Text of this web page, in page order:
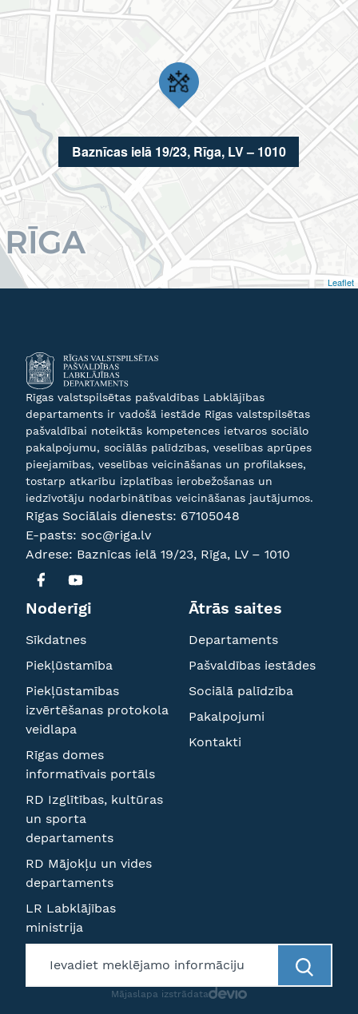
Baznīcas ielā 19/23, Rīga, LV – 1010
Leaflet
Rīgas valstspilsētas pašvaldības Labklājības
departaments ir vadošā iestāde Rīgas valstspilsētas
pašvaldībai noteiktās kompetences ietvaros sociālo
pakalpojumu, sociālās palīdzības, veselības aprūpes
pieejamības, veselības veicināšanas un profilakses,
tostarp atkarību izplatības ierobežošanas un
iedzīvotāju nodarbinātības veicināšanas jautājumos.
Rīgas Sociālais dienests: 67105048
E-pasts: soc@riga.lv
Adrese: Baznīcas ielā 19/23, Rīga, LV – 1010
Noderīgi
Sīkdatnes
Piekļūstamība
Piekļūstamības
izvērtēšanas protokola
veidlapa
Rīgas domes
informatīvais portāls
RD Izglītības, kultūras
un sporta
departaments
RD Mājokļu un vides
departaments
LR Labklājības
ministrija
Ātrās saites
Departaments
Pašvaldības iestādes
Sociālā palīdzība
Pakalpojumi
Kontakti
Mājaslapa izstrādata